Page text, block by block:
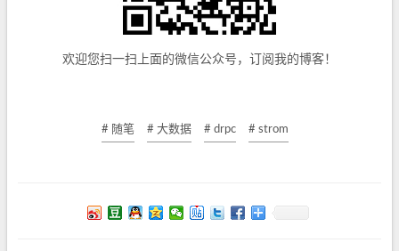
欢迎您扫一扫上面的微信公众号，订阅我的博客！
# 随笔 # 大数据 # drpc # strom